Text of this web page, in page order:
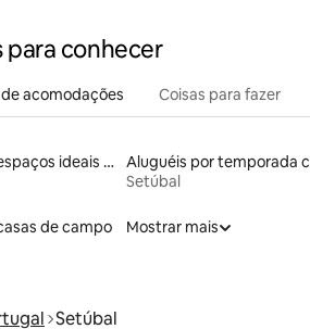
para conhecer
acomodações Coisas para fazer
Aluguéis de espaços ideais para famílias
Setúbal
de campo
Mostrar mais
Setúbal